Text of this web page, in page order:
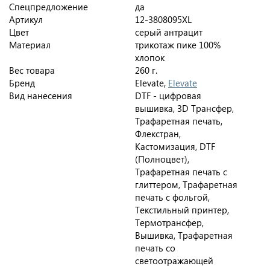
Спецпредложение
да
Артикул
12-3808095XL
Цвет
серый антрацит
Материал
трикотаж пике 100%
хлопок
Вес товара
260 г.
Бренд
Elevate, Elevate
Вид нанесения
DTF - цифровая
вышивка, 3D Трансфер,
Трафаретная печать,
Флекстран,
Кастомизация, DTF
(Полноцвет),
Трафаретная печать с
глиттером, Трафаретная
печать с фольгой,
Текстильный принтер,
Термотрансфер,
Вышивка, Трафаретная
печать со
светоотражающей